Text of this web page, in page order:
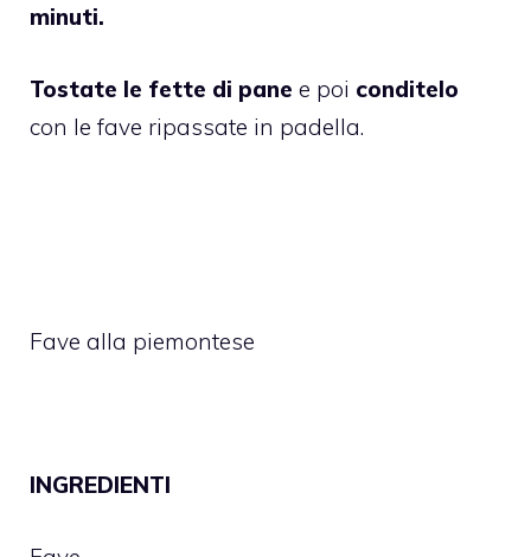
minuti.
Tostate le fette di pane e poi conditelo
con le fave ripassate in padella.
Fave alla piemontese
INGREDIENTI